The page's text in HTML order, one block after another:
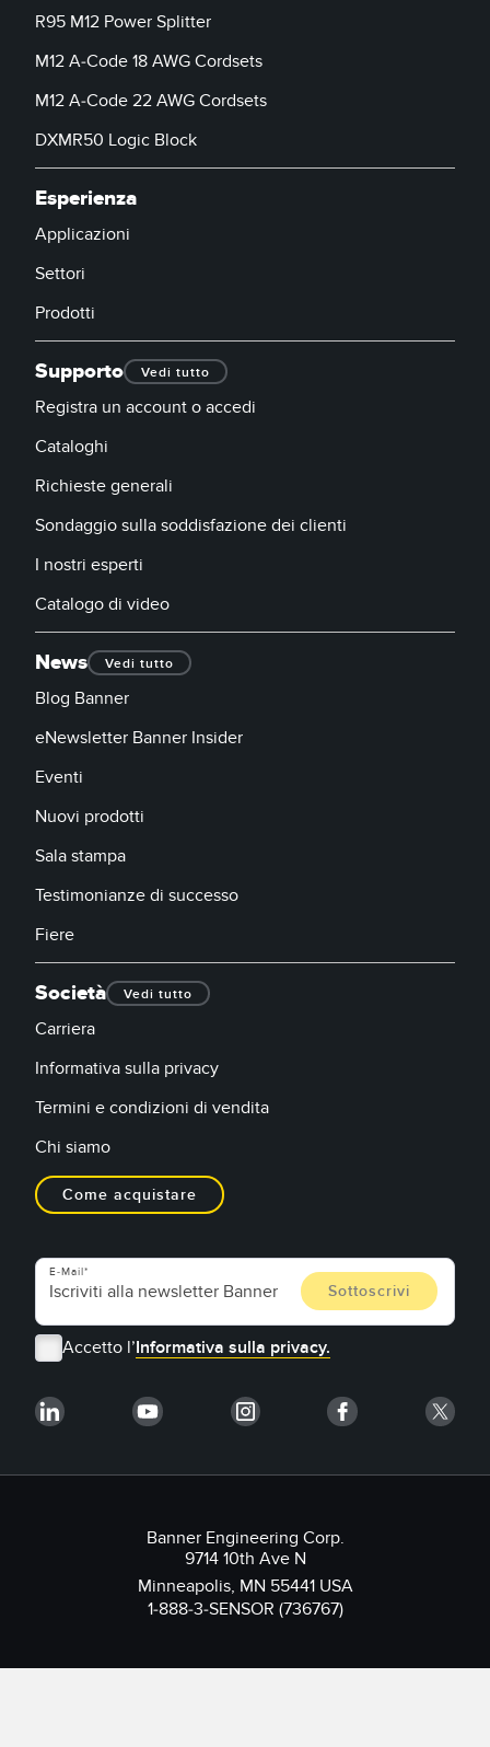
R95 M12 Power Splitter
M12 A-Code 18 AWG Cordsets
M12 A-Code 22 AWG Cordsets
DXMR50 Logic Block
Esperienza
Applicazioni
Settori
Prodotti
Supporto Vedi tutto
Registra un account o accedi
Cataloghi
Richieste generali
Sondaggio sulla soddisfazione dei clienti
I nostri esperti
Catalogo di video
News Vedi tutto
Blog Banner
eNewsletter Banner Insider
Eventi
Nuovi prodotti
Sala stampa
Testimonianze di successo
Fiere
Società Vedi tutto
Carriera
Informativa sulla privacy
Termini e condizioni di vendita
Chi siamo
Come acquistare
E-Mail
Accetto l’Informativa sulla privacy.
Banner Engineering Corp.
9714 10th Ave N
Minneapolis, MN 55441 USA
1-888-3-SENSOR (736767)